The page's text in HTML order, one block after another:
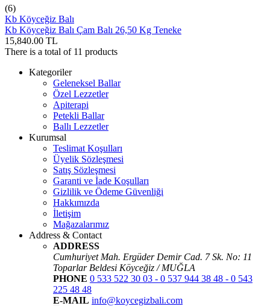
(6)
Kb Köyceğiz Balı
Kb Köyceğiz Balı Çam Balı 26,50 Kg Teneke
15,840.00 TL
There is a total of 11 products
Kategoriler
Geleneksel Ballar
Özel Lezzetler
Apiterapi
Petekli Ballar
Ballı Lezzetler
Kurumsal
Teslimat Koşulları
Üyelik Sözleşmesi
Satış Sözleşmesi
Garanti ve İade Koşulları
Gizlilik ve Ödeme Güvenliği
Hakkımızda
İletişim
Mağazalarımız
Address & Contact
ADDRESS
Cumhuriyet Mah. Ergüder Demir Cad. 7 Sk. No: 11
Toparlar Beldesi Köyceğiz / MUĞLA
PHONE 0 533 522 30 03 - 0 537 944 38 48 - 0 543
225 48 48
E-MAIL info@koycegizbali.com